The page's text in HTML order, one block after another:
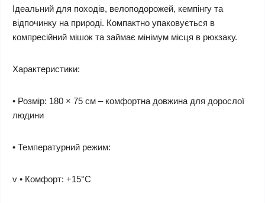
Ідеальний для походів, велоподорожей, кемпінгу та
відпочинку на природі. Компактно упаковується в
компресійний мішок та займає мінімум місця в рюкзаку.
Характеристики:
• Розмір: 180 × 75 см – комфортна довжина для дорослої
людини
• Температурний режим:
v • Комфорт: +15°C